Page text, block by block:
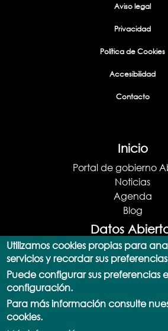
Aviso legal
Privacidad
Política de Cookies
Accesibilidad
Contacto
Inicio
Portal de gobierno
Noticias
Agenda
Blog
Datos
Portal de datos
Catálogo de
Consulta
Documentación y
Utilizamos cookies propias para
servicios y recordar sus
Puede configurar sus preferencias
configuración.
Para más información consulte
cookies.